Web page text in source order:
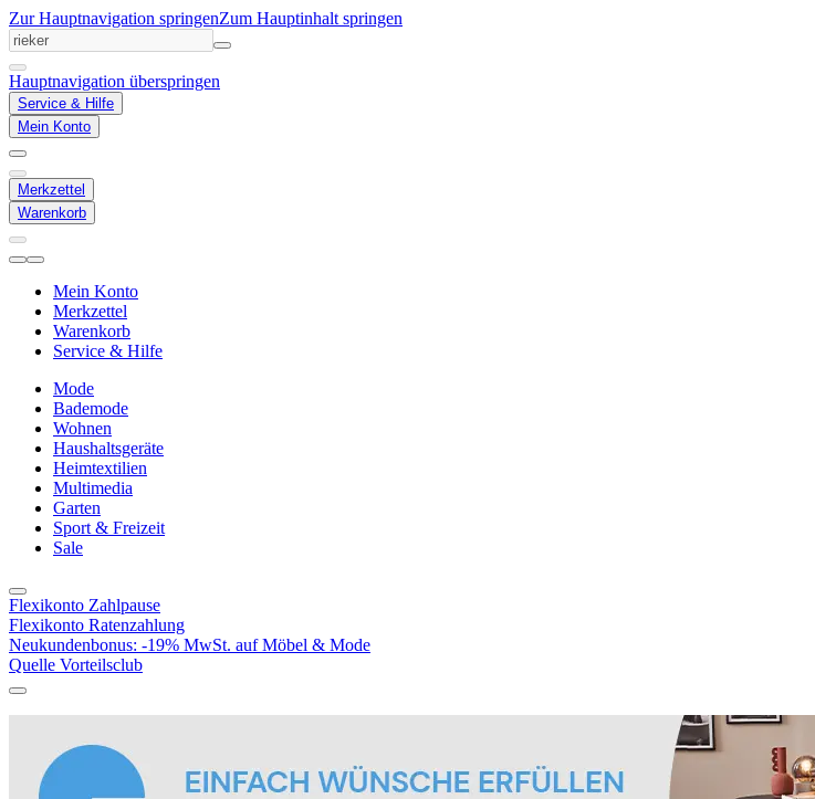
Zur Hauptnavigation springenZum Hauptinhalt springen
Hauptnavigation überspringen
Service & Hilfe
Mein Konto
Merkzettel
Warenkorb
Mein Konto
Merkzettel
Warenkorb
Service & Hilfe
Mode
Bademode
Wohnen
Haushaltsgeräte
Heimtextilien
Multimedia
Garten
Sport & Freizeit
Sale
Flexikonto Zahlpause
Flexikonto Ratenzahlung
Neukundenbonus: -19% MwSt. auf Möbel & Mode
Quelle Vorteilsclub